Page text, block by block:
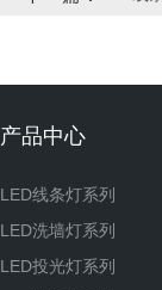
产品中心
LED线条灯系列
LED洗墙灯系列
LED投光灯系列